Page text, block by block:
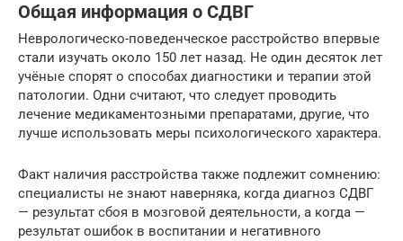
Общая информация о СДВГ
Неврологическо-поведенческое расстройство впервые
стали изучать около 150 лет назад. Не один десяток лет
учёные спорят о способах диагностики и терапии этой
патологии. Одни считают, что следует проводить
лечение медикаментозными препаратами, другие, что
лучше использовать меры психологического характера.
Факт наличия расстройства также подлежит сомнению:
специалисты не знают наверняка, когда диагноз СДВГ
— результат сбоя в мозговой деятельности, а когда —
результат ошибок в воспитании и негативного